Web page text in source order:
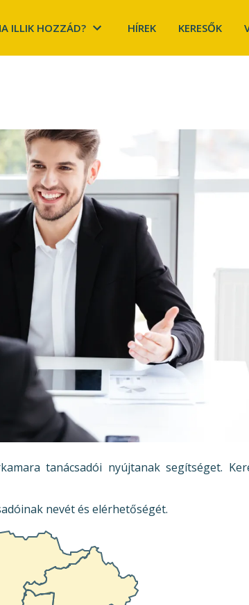
ILLIK HOZZÁD? HÍREK KERESŐK
tanácsadói nyújtanak segítséget.
nevét és elérhetőségét.